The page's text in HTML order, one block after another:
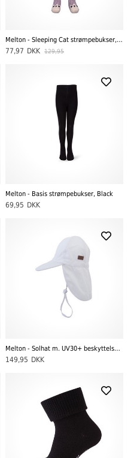
Melton - Sleeping Cat strømpebukser, Lys Lilla
77,97 DKK 129,95
Melton - Basis strømpebukser, Black
69,95 DKK
Melton - Solhat m. UV30+ beskyttelse, Hvid
149,95 DKK